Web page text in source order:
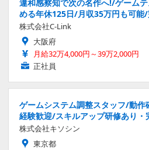
違和感察知で次の名作へ!/ゲーム
める年休125日/月収35万円も可能
株式会社C-Link
大阪府
月給32万4,000円～39万2,000円
正社員
ゲームシステム調整スタッフ/動
経験歓迎/スキルアップ研修あり・
株式会社キソシン
東京都